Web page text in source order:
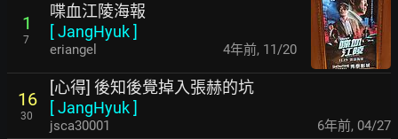
1
7
喋血江陵海報
[JangHyuk]
eriangel 4年前, 11/20
16
30
[心得] 後知後覺掉入張赫的坑
[JangHyuk]
jsca30001 6年前, 04/27